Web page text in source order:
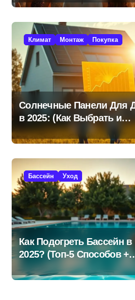
Климат Монтаж Покупка
Солнечные Панели Для
в 2025: (Как Выбрать и
Сэкономить?)
Бассейн Уход
Как Подогреть Бассейн в
2025? (Топ-5 Способов +
Экономия!)